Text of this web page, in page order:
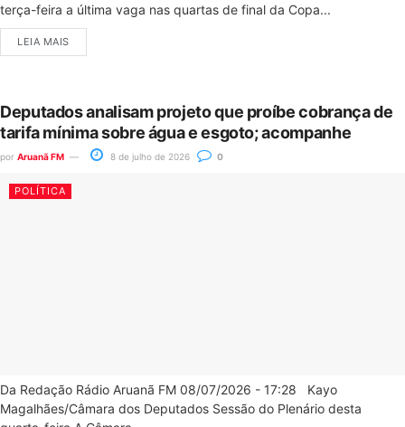
terça-feira a última vaga nas quartas de final da Copa...
LEIA MAIS
Deputados analisam projeto que proíbe cobrança de
tarifa mínima sobre água e esgoto; acompanhe
por Aruanã FM 8 de julho de 2026 0
POLÍTICA
Da Redação Rádio Aruanã FM 08/07/2026 - 17:28 Kayo
Magalhães/Câmara dos Deputados Sessão do Plenário desta